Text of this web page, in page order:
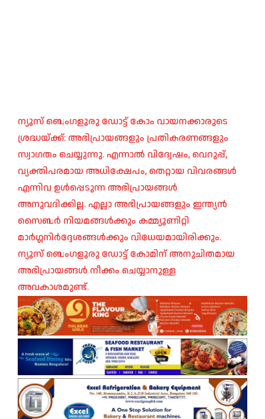
ന്യൂസ് ബെംഗളൂരു ഡോട്ട് കോം വായനക്കാരുടെ
ശ്രദ്ധയ്ക്ക്: അഭിപ്രായങ്ങളും പ്രതികരണങ്ങളും
സ്വാഗതം ചെയ്യുന്നു. എന്നാൽ വിദ്വേഷം, വെറുപ്പ്,
വ്യക്തിപരമായ അധിക്ഷേപം, തെറ്റായ വിവരങ്ങൾ
എന്നിവ ഉൾപ്പെടുന്ന അഭിപ്രായങ്ങൾ
അനുവദിക്കില്ല. എല്ലാ അഭിപ്രായങ്ങളും ഇന്ത്യൻ
സൈബർ നിയമങ്ങൾക്കും കമ്മ്യൂണിറ്റി
മാർഗ്ഗനിർദ്ദേശങ്ങൾക്കും വിധേയമായിരിക്കും.
ന്യൂസ് ബെംഗളൂരു ഡോട്ട് കോമിന് അനുചിതമായ
അഭിപ്രായങ്ങൾ നീക്കം ചെയ്യാനുള്ള
അവകാശമുണ്ട്.